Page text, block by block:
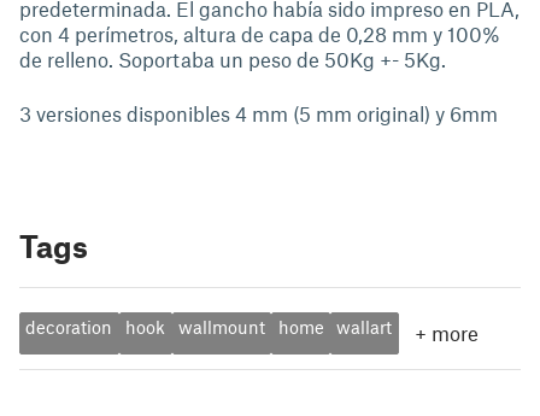
predeterminada. El gancho había sido impreso en PLA,
con 4 perímetros, altura de capa de 0,28 mm y 100%
de relleno. Soportaba un peso de 50Kg +- 5Kg.
3 versiones disponibles 4 mm (5 mm original) y 6mm
Tags
decoration hook wallmount home wallart + more